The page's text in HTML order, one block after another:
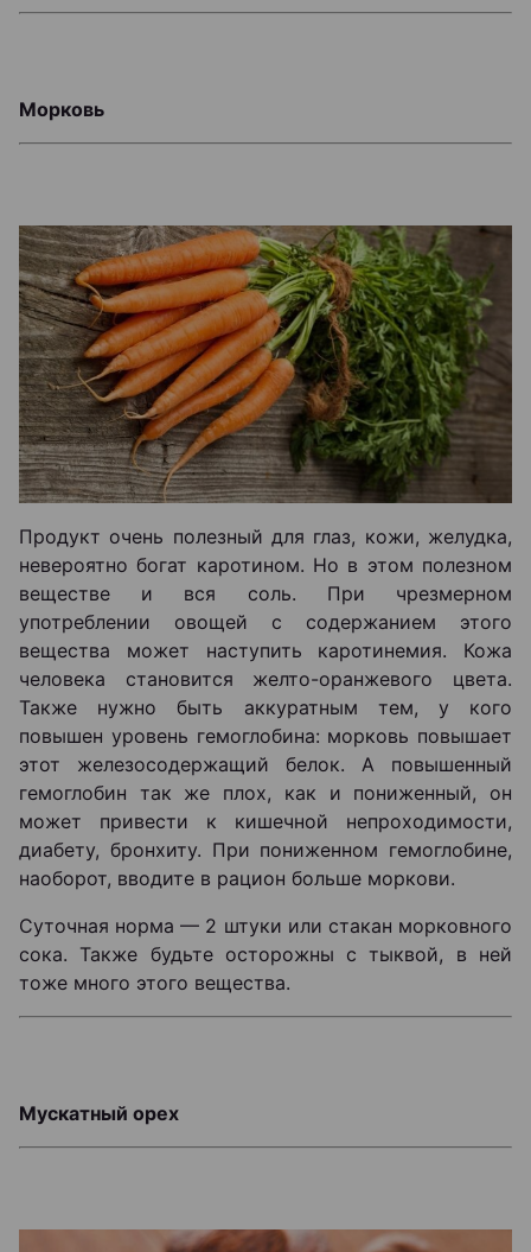
Морковь
Продукт очень полезный для глаз, кожи, желудка,
невероятно богат каротином. Но в этом полезном
веществе и вся соль. При чрезмерном
употреблении овощей с содержанием этого
вещества может наступить каротинемия. Кожа
человека становится желто-оранжевого цвета.
Также нужно быть аккуратным тем, у кого
повышен уровень гемоглобина: морковь повышает
этот железосодержащий белок. А повышенный
гемоглобин так же плох, как и пониженный, он
может привести к кишечной непроходимости,
диабету, бронхиту. При пониженном гемоглобине,
наоборот, вводите в рацион больше моркови.
Суточная норма — 2 штуки или стакан морковного
сока. Также будьте осторожны с тыквой, в ней
тоже много этого вещества.
Мускатный орех